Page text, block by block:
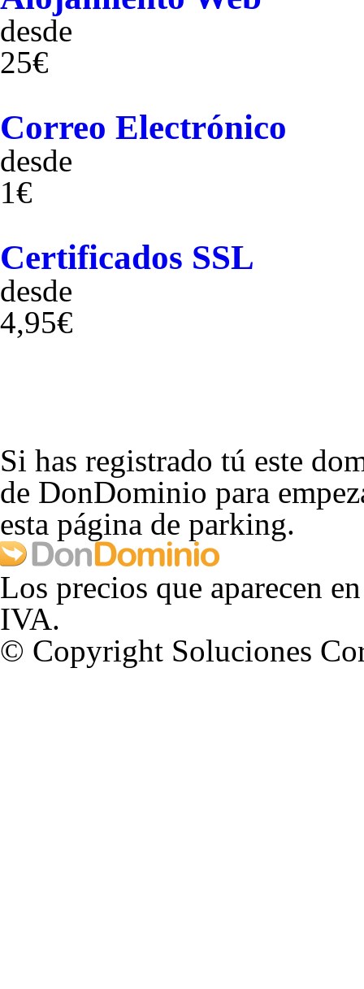
desde
25€
Correo Electrónico
desde
1€
Certificados SSL
desde
4,95€
Si has registrado tú este
de DonDominio para
esta página de parking.
Los precios que aparecen
IVA.
© Copyright Soluciones